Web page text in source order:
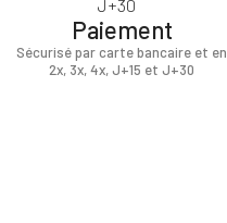
Paiement
Sécurisé par carte bancaire et en
2x, 3x, 4x, J+15 et J+30